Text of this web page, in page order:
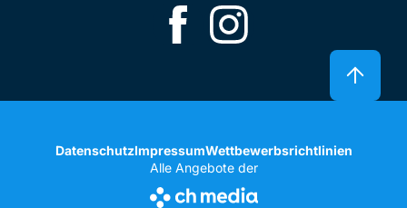
DatenschutzImpressumWettbewerbsrichtlinien
Alle Angebote der